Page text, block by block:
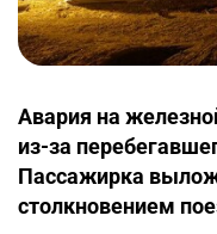
Авария на
из-за
Пассажирка
столкновением